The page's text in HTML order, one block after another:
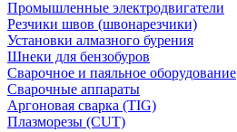
Промышленные электродвигатели
Резчики швов (швонарезчики)
Установки алмазного бурения
Шнеки для бензобуров
Сварочное и паяльное оборудование
Сварочные аппараты
Аргоновая сварка (TIG)
Плазморезы (CUT)